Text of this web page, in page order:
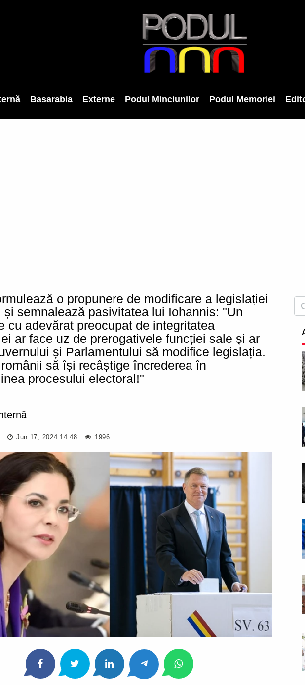
Basarabia Externe Podul Minciunilor Podul Memoriei
o propunere de modificare a legislației
și semnalează pasivitatea lui Iohannis: "Un
cu adevărat preocupat de integritatea
ar face uz de prerogativele funcției sale și ar
și Parlamentului să modifice legislația.
să își recâștige încrederea în
procesului electoral!"
Jun 17, 2024 14:48 1996